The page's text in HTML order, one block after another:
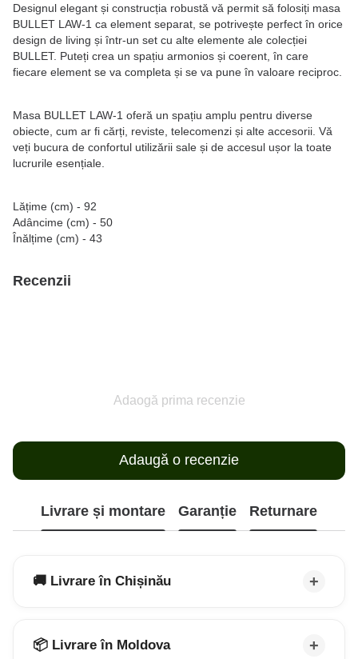
Designul elegant și construcția robustă vă permit să folosiți masa
BULLET LAW-1 ca element separat, se potrivește perfect în orice
design de living și într-un set cu alte elemente ale colecției
BULLET. Puteți crea un spațiu armonios și coerent, în care
fiecare element se va completa și se va pune în valoare reciproc.
Masa BULLET LAW-1 oferă un spațiu amplu pentru diverse
obiecte, cum ar fi cărți, reviste, telecomenzi și alte accesorii. Vă
veți bucura de confortul utilizării sale și de accesul ușor la toate
lucrurile esențiale.
Lățime (cm) - 92
Adâncime (cm) - 50
Înălțime (cm) - 43
Recenzii
Adaogă prima recenzie
Adaugă o recenzie
Livrare și montare Garanție Returnare
🚚 Livrare în Chișinău
📦 Livrare în Moldova